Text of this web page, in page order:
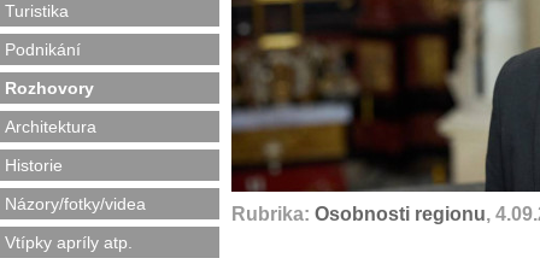
Turistika
Podnikání
Rozhovory
Architektura
Historie
Názory/fotky/videa
Vtípky apríly atp.
Rubrika: Osobnosti regionu,